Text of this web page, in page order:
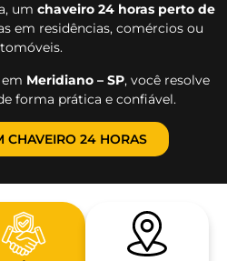
um chaveiro 24 horas perto de
em residências, comércios ou
Meridiano – SP, você resolve
forma prática e confiável.
CHAVEIRO 24 HORAS